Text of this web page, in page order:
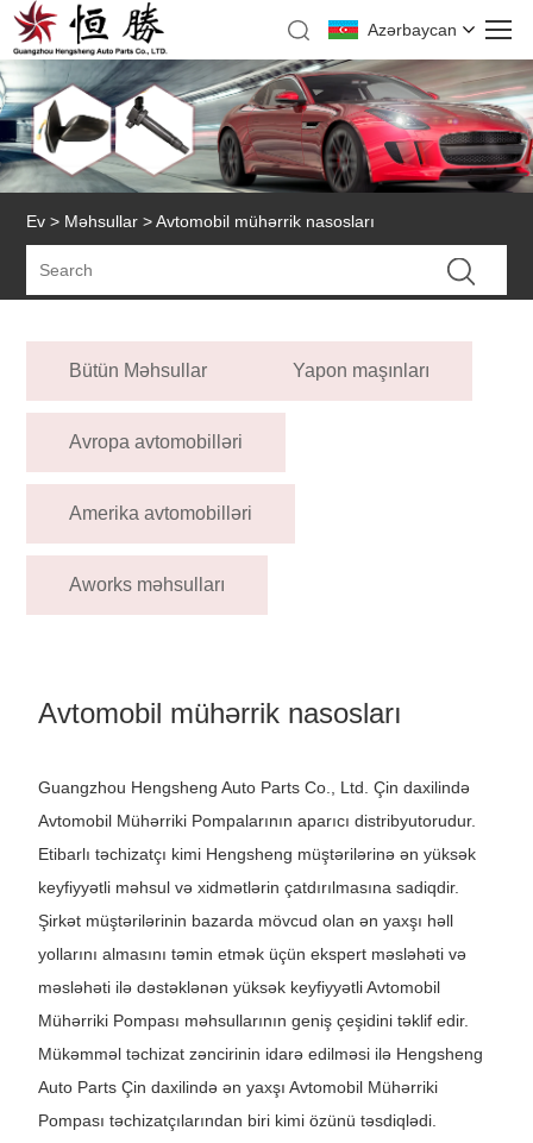
Azərbaycan
Ev > Məhsullar > Avtomobil mühərrik nasosları
Bütün Məhsullar Yapon maşınları
Avropa avtomobilləri
Amerika avtomobilləri
Aworks məhsulları
Avtomobil mühərrik nasosları
Guangzhou Hengsheng Auto Parts Co., Ltd. Çin daxilində
Avtomobil Mühərriki Pompalarının aparıcı distribyutorudur.
Etibarlı təchizatçı kimi Hengsheng müştərilərinə ən yüksək
keyfiyyətli məhsul və xidmətlərin çatdırılmasına sadiqdir.
Şirkət müştərilərinin bazarda mövcud olan ən yaxşı həll
yollarını almasını təmin etmək üçün ekspert məsləhəti və
məsləhəti ilə dəstəklənən yüksək keyfiyyətli Avtomobil
Mühərriki Pompası məhsullarının geniş çeşidini təklif edir.
Mükəmməl təchizat zəncirinin idarə edilməsi ilə Hengsheng
Auto Parts Çin daxilində ən yaxşı Avtomobil Mühərriki
Pompası təchizatçılarından biri kimi özünü təsdiqlədi.